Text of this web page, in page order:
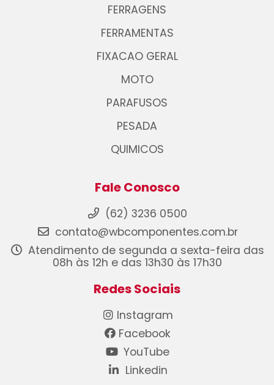
FERRAGENS
FERRAMENTAS
FIXACAO GERAL
MOTO
PARAFUSOS
PESADA
QUIMICOS
Fale Conosco
(62) 3236 0500
contato@wbcomponentes.com.br
Atendimento de segunda a sexta-feira das
08h às 12h e das 13h30 às 17h30
Redes Sociais
Instagram
Facebook
YouTube
Linkedin